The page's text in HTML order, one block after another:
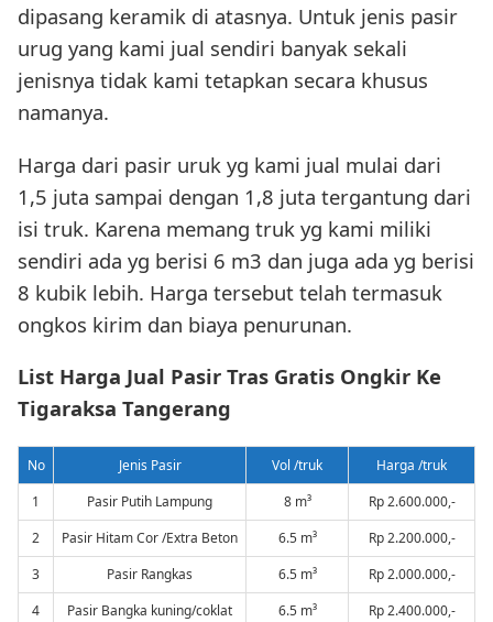
dipasang keramik di atasnya. Untuk jenis pasir
urug yang kami jual sendiri banyak sekali
jenisnya tidak kami tetapkan secara khusus
namanya.
Harga dari pasir uruk yg kami jual mulai dari
1,5 juta sampai dengan 1,8 juta tergantung dari
isi truk. Karena memang truk yg kami miliki
sendiri ada yg berisi 6 m3 dan juga ada yg berisi
8 kubik lebih. Harga tersebut telah termasuk
ongkos kirim dan biaya penurunan.
List Harga Jual Pasir Tras Gratis Ongkir Ke
Tigaraksa Tangerang
No Jenis Pasir Vol /truk
Harga /truk
1
Pasir Putih Lampung 8 m³
Rp 2.600.000,-
2
Pasir Hitam Cor /Extra Beton 6.5 m³
Rp 2.200.000,-
3
Pasir Rangkas 6.5 m³
Rp 2.000.000,-
4
Pasir Bangka kuning/coklat 6.5 m³
Rp 2.400.000,-